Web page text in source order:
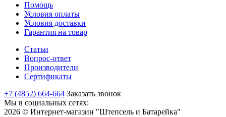
Помощь
Условия оплаты
Условия доставки
Гарантия на товар
Статьи
Вопрос-ответ
Производители
Сертификаты
+7 (4852) 664-664 Заказать звонок
Мы в социальных сетях:
2026 © Интернет-магазин "Штепсель и Батарейка"